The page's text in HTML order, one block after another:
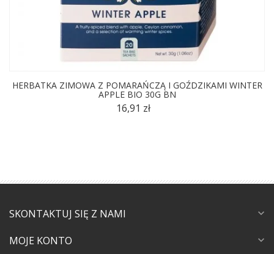
HERBATKA ZIMOWA Z POMARAŃCZĄ I GOŹDZIKAMI WINTER
APPLE BIO 30G BN
16,91 zł
SKONTAKTUJ SIĘ Z NAMI expand_more
MOJE KONTO expand_more